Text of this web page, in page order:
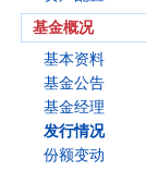
基金概况
基本资料
基金公告
基金经理
发行情况
份额变动